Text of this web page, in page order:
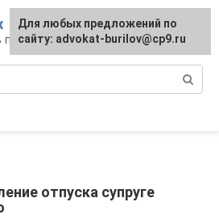
любому вопросу
отпуска супруге
Для любых предложений по
сайту: advokat-burilov@cp9.ru